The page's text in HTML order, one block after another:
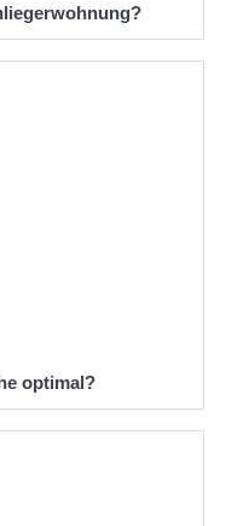
optimal?